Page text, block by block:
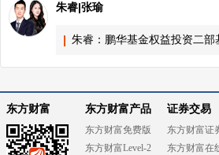
朱睿|张瑜
朱睿：鹏华基金权益投资二
东方财富 东方财富产品
东方财富免费版
东方财富Level-2
证券交易
东方财富证
东方财富在